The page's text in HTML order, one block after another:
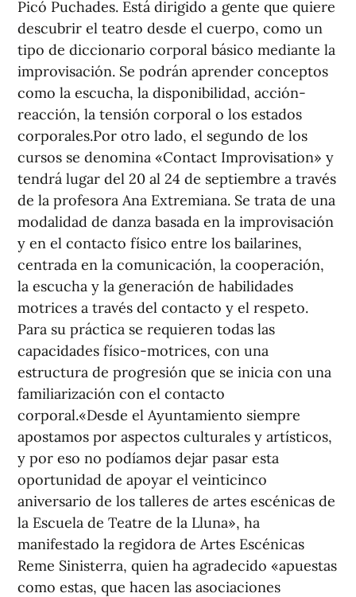
Picó Puchades. Está dirigido a gente que quiere
descubrir el teatro desde el cuerpo, como un
tipo de diccionario corporal básico mediante la
improvisación. Se podrán aprender conceptos
como la escucha, la disponibilidad, acción-
reacción, la tensión corporal o los estados
corporales.Por otro lado, el segundo de los
cursos se denomina «Contact Improvisation» y
tendrá lugar del 20 al 24 de septiembre a través
de la profesora Ana Extremiana. Se trata de una
modalidad de danza basada en la improvisación
y en el contacto físico entre los bailarines,
centrada en la comunicación, la cooperación,
la escucha y la generación de habilidades
motrices a través del contacto y el respeto.
Para su práctica se requieren todas las
capacidades físico-motrices, con una
estructura de progresión que se inicia con una
familiarización con el contacto
corporal.«Desde el Ayuntamiento siempre
apostamos por aspectos culturales y artísticos,
y por eso no podíamos dejar pasar esta
oportunidad de apoyar el veinticinco
aniversario de los talleres de artes escénicas de
la Escuela de Teatre de la Lluna», ha
manifestado la regidora de Artes Escénicas
Reme Sinisterra, quien ha agradecido «apuestas
como estas, que hacen las asociaciones